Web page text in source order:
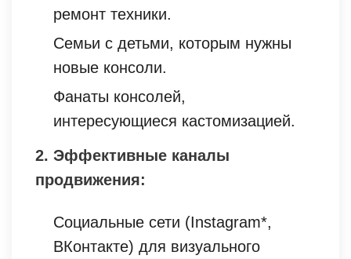
ремонт техники.
Семьи с детьми, которым нужны
новые консоли.
Фанаты консолей,
интересующиеся кастомизацией.
2. Эффективные каналы
продвижения:
Социальные сети (Instagram*,
ВКонтакте) для визуального